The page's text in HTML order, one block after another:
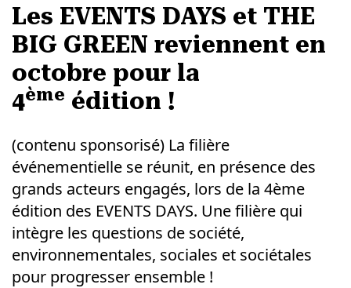
Les EVENTS DAYS et THE
BIG GREEN reviennent en
octobre pour la
4ème édition !
(contenu sponsorisé) La filière
événementielle se réunit, en présence des
grands acteurs engagés, lors de la 4ème
édition des EVENTS DAYS. Une filière qui
intègre les questions de société,
environnementales, sociales et sociétales
pour progresser ensemble !